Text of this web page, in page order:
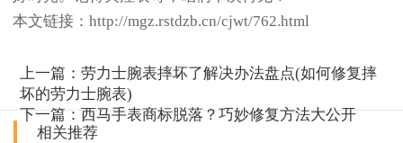
本文链接：http://mgz.rstdzb.cn/cjwt/762.html
上一篇：劳力士腕表摔坏了解决办法盘点(如何修复摔
坏的劳力士腕表)
下一篇：西马手表商标脱落？巧妙修复方法大公开
相关推荐